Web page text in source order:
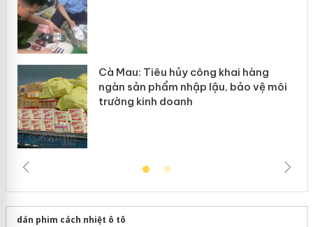
Cà Mau: Tiêu hủy công khai hàng
ngàn sản phẩm nhập lậu, bảo vệ môi
trường kinh doanh
dán phim cách nhiệt ô tô